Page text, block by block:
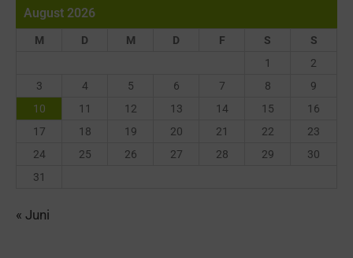
August 2026
M D M D F S
S
1
2
3
4 5 6 7 8
9
10
11 12 13 14 15
16
17
18 19 20 21 22
23
24
25 26 27 28 29
30
31
« Juni